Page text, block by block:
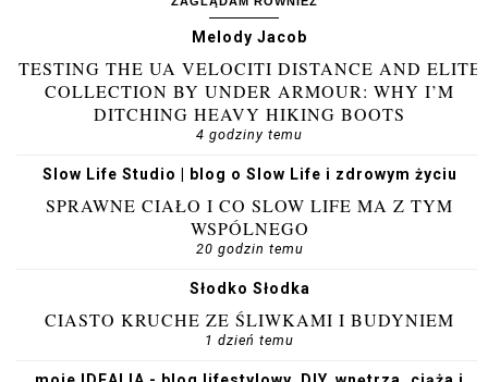
Melody Jacob
TESTING THE UA VELOCITI DISTANCE AND ELITE
COLLECTION BY UNDER ARMOUR: WHY I’M
DITCHING HEAVY HIKING BOOTS
4 godziny temu
Slow Life Studio | blog o Slow Life i zdrowym życiu
SPRAWNE CIAŁO I CO SLOW LIFE MA Z TYM
WSPÓLNEGO
20 godzin temu
Słodko Słodka
CIASTO KRUCHE ZE ŚLIWKAMI I BUDYNIEM
1 dzień temu